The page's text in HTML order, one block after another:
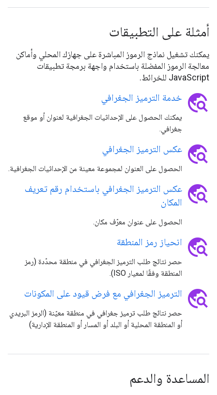
أمثلة على التطبيقات
يمكنك تشغيل نماذج الرموز المباشرة على جهازك المحلي وأماكن
معالجة الرموز المفضلة باستخدام واجهة برمجة تطبيقات
JavaScript للخرائط.
travel_explore خدمة الترميز الجغرافي
يمكنك الحصول على الإحداثيات الجغرافية لعنوان أو موقع
جغرافي.
travel_explore عكس الترميز الجغرافي
الحصول على العنوان لمجموعة معينة من الإحداثيات الجغرافية.
travel_explore عكس الترميز الجغرافي باستخدام رقم تعريف
المكان
الحصول على عنوان معرّف مكان.
travel_explore انحياز رمز المنطقة
حصر نتائج طلب الترميز الجغرافي في منطقة محدّدة (رمز
المنطقة وفقًا لمعيار ISO).
travel_explore الترميز الجغرافي مع فرض قيود على المكونات
حصر نتائج طلب ترميز جغرافي في منطقة معيّنة (الرمز البريدي
أو المنطقة المحلية أو البلد أو المسار أو المنطقة الإدارية)
المساعدة والدعم